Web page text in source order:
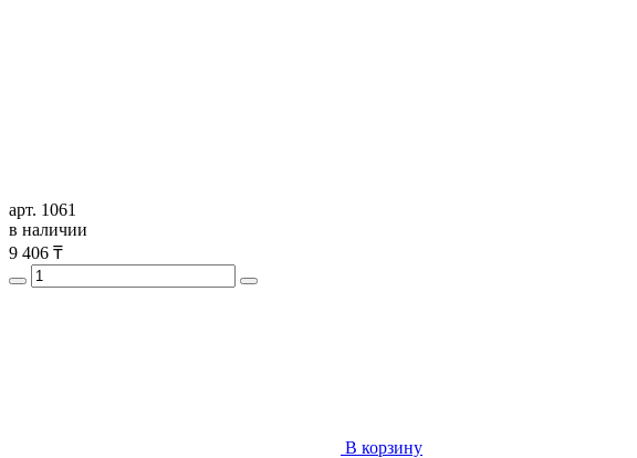
арт. 1061
в наличии
9 406 ₸
В корзину